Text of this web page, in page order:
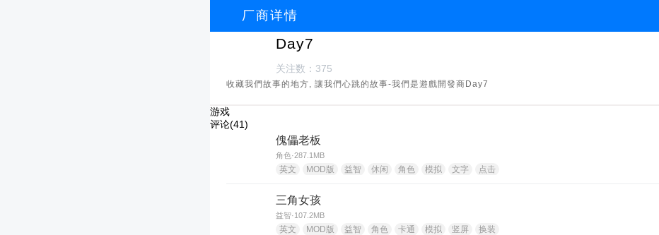
厂商详情
Day7
关注数：375
收藏我們故事的地方, 讓我們心跳的故事-我們是遊戲開發商Day7
游戏
评论(41)
傀儡老板
角色·287.1MB
英文 MOD版 益智 休闲 角色 模拟 文字 点击
三角女孩
益智·107.2MB
英文 MOD版 益智 角色 卡通 模拟 竖屏 换装